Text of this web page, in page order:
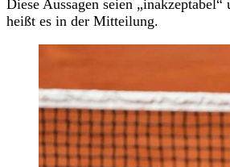
Diese Aussagen seien
heißt es in der Mitteilung.